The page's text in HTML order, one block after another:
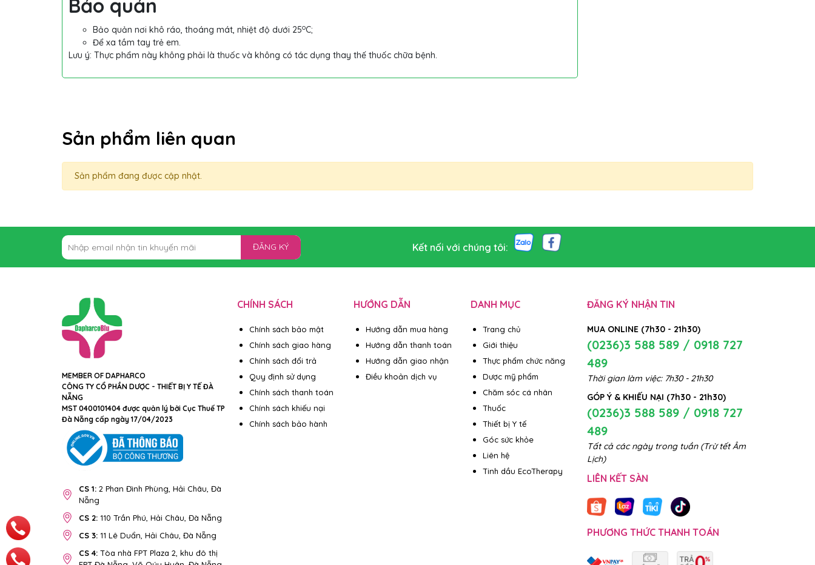
Bảo quản
Bảo quản nơi khô ráo, thoáng mát, nhiệt độ dưới 25oC;
Để xa tầm tay trẻ em.
Lưu ý: Thực phẩm này không phải là thuốc và không có tác dụng thay thế thuốc chữa bệnh.
Sản phẩm liên quan
Sản phẩm đang được cập nhật.
ĐĂNG KÝ Kết nối với chúng tôi:
MEMBER OF DAPHARCO
CÔNG TY CỔ PHẦN DƯỢC - THIẾT BỊ Y TẾ ĐÀ
NẴNG
MST 0400101404 được quản lý bởi Cục Thuế TP
Đà Nẵng cấp ngày 17/04/2023
CS 1: 2 Phan Đình Phùng, Hải Châu, Đà
Nẵng
CS 2: 110 Trần Phú, Hải Châu, Đà Nẵng
CS 3: 11 Lê Duẩn, Hải Châu, Đà Nẵng
CS 4: Tòa nhà FPT Plaza 2, khu đô thị
CHÍNH SÁCH
Chính sách bảo mật
Chính sách giao hàng
Chính sách đổi trả
Quy định sử dụng
Chính sách thanh toán
Chính sách khiếu nại
Chính sách bảo hành
HƯỚNG DẪN
Hướng dẫn mua hàng
Hướng dẫn thanh toán
Hướng dẫn giao nhận
Điều khoản dịch vụ
DANH MỤC
Trang chủ
Giới thiệu
Thực phẩm chức năng
Dược mỹ phẩm
Chăm sóc cá nhân
Thuốc
Thiết bị Y tế
Góc sức khỏe
Liên hệ
Tinh dầu EcoTherapy
ĐĂNG KÝ NHẬN TIN
MUA ONLINE (7h30 - 21h30)
(0236)3 588 589 / 0918 727
489
Thời gian làm việc: 7h30 - 21h30
GÓP Ý & KHIẾU NẠI (7h30 - 21h30)
(0236)3 588 589 / 0918 727
489
Tất cả các ngày trong tuần (Trừ tết Âm
Lịch)
LIÊN KẾT SÀN
PHƯƠNG THỨC THANH TOÁN